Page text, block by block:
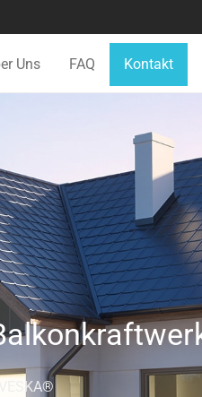
Uns FAQ Kontakt